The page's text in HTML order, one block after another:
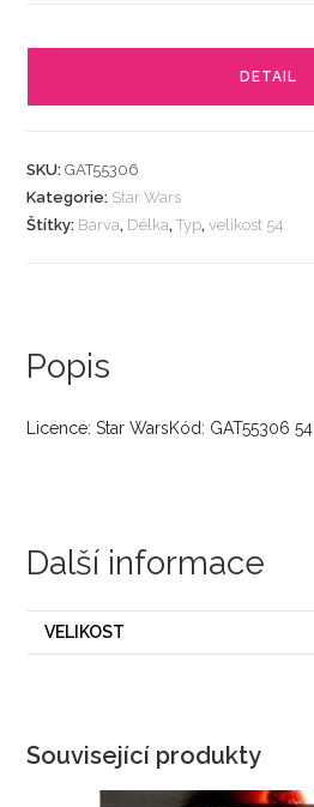
DETAIL
SKU:GAT55306
Kategorie: Star Wars
Štítky: Barva, Délka,Typ,velikost 54
Popis
Licence: Star WarsKód: GAT55306 54
Další informace
VELIKOST
Související produkty